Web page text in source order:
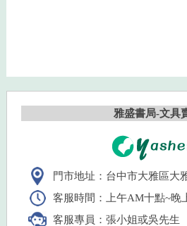
雅盛書局-文具
門市地址：台中市大雅區大
客服時間：上午AM十點~晚
客服專員：張小姐或吳先生